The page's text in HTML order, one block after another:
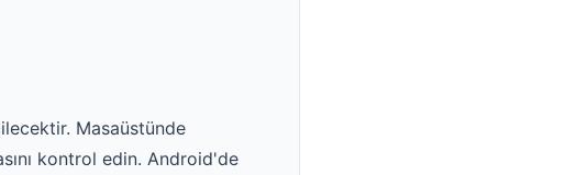
Masaüstünde
kontrol edin. Android'de